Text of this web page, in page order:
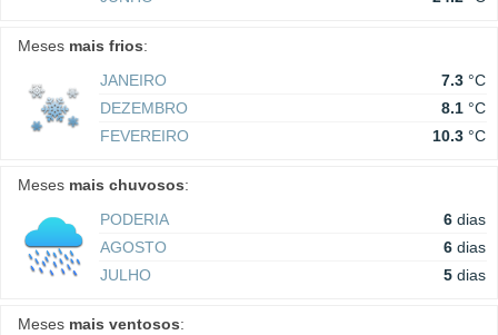
Meses mais frios:
JANEIRO
7.3 °C
DEZEMBRO
8.1 °C
FEVEREIRO
10.3 °C
Meses mais chuvosos:
PODERIA
6 dias
AGOSTO
6 dias
JULHO
5 dias
Meses mais ventosos: